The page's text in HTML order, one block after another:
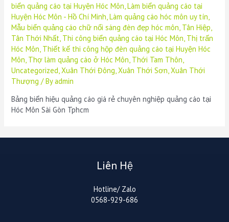
biển quảng cáo tại Huyện Hóc Môn ,Làm biển quảng cáo tại
Huyện Hóc Môn - Hồ Chí Minh ,Làm quảng cáo hóc môn uy tín
Mẫu biển quảng cáo chữ nổi sáng đèn đẹp hóc môn Tân Hiệp
Tân Thới Nhất Thi công biển quảng cáo tại Hóc Môn Thị trấn
Hóc Môn Thiết kế thi công hộp đèn quảng cáo tại Huyện Hóc
Môn Thợ làm quảng cáo ở Hóc Môn Thới Tam Thôn
Uncategorized ,Xuân Thới Đông ,Xuân Thới Sơn ,Xuân Thới
Thượng / Byadmin
Bảng biển hiệu quảng cáo giá rẻ chuyên nghiệp quảng cáo tại
Hóc Môn Sài Gòn Tphcm
Liên Hệ
Hotline/ Zalo
0568-929-686